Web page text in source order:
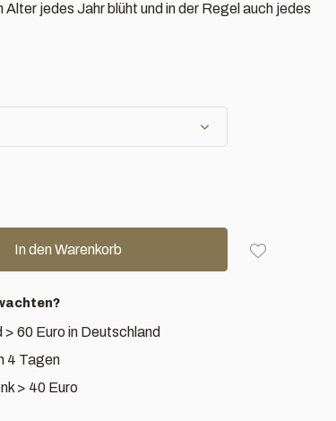
Alter jedes Jahr blüht und in der Regel auch jedes
In den Warenkorb
60 Euro in Deutschland
4 Tagen
> 40 Euro